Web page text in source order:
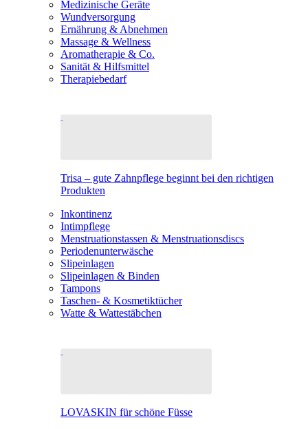
Medizinische Geräte
Wundversorgung
Ernährung & Abnehmen
Massage & Wellness
Aromatherapie & Co.
Sanität & Hilfsmittel
Therapiebedarf
Trisa – gute Zahnpflege beginnt bei den richtigen
Produkten
Inkontinenz
Intimpflege
Menstruationstassen & Menstruationsdiscs
Periodenunterwäsche
Slipeinlagen
Slipeinlagen & Binden
Tampons
Taschen- & Kosmetiktücher
Watte & Wattestäbchen
LOVASKIN für schöne Füsse